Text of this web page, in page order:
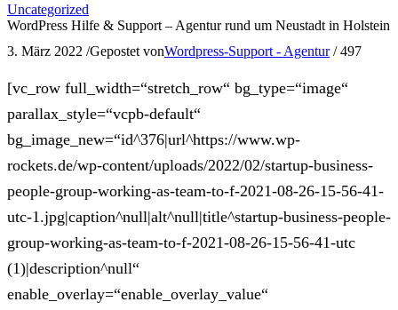
Uncategorized
WordPress Hilfe & Support – Agentur rund um Neustadt in Holstein
3. März 2022 /Gepostet vonWordpress-Support - Agentur / 497
[vc_row full_width=“stretch_row“ bg_type=“image“
parallax_style=“vcpb-default“
bg_image_new=“id^376|url^https://www.wp-
rockets.de/wp-content/uploads/2022/02/startup-business-
people-group-working-as-team-to-f-2021-08-26-15-56-41-
utc-1.jpg|caption^null|alt^null|title^startup-business-people-
group-working-as-team-to-f-2021-08-26-15-56-41-utc
(1)|description^null“
enable_overlay=“enable_overlay_value“